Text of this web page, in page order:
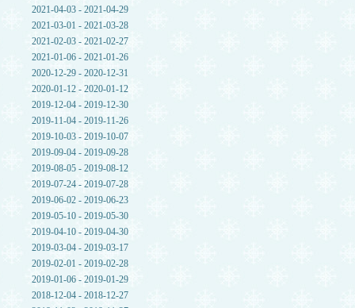
2021-04-03 - 2021-04-29
2021-03-01 - 2021-03-28
2021-02-03 - 2021-02-27
2021-01-06 - 2021-01-26
2020-12-29 - 2020-12-31
2020-01-12 - 2020-01-12
2019-12-04 - 2019-12-30
2019-11-04 - 2019-11-26
2019-10-03 - 2019-10-07
2019-09-04 - 2019-09-28
2019-08-05 - 2019-08-12
2019-07-24 - 2019-07-28
2019-06-02 - 2019-06-23
2019-05-10 - 2019-05-30
2019-04-10 - 2019-04-30
2019-03-04 - 2019-03-17
2019-02-01 - 2019-02-28
2019-01-06 - 2019-01-29
2018-12-04 - 2018-12-27